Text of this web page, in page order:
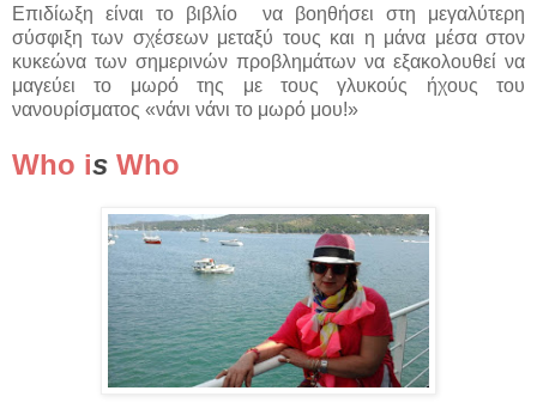
Επιδίωξη είναι το βιβλίο να βοηθήσει στη μεγαλύτερη
σύσφιξη των σχέσεων μεταξύ τους και η μάνα μέσα στον
κυκεώνα των σημερινών προβλημάτων να εξακολουθεί να
μαγεύει το μωρό της με τους γλυκούς ήχους του
νανουρίσματος «νάνι νάνι το μωρό μου!»
Who is Who